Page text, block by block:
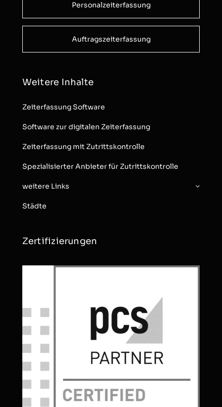
Personalzeiterfassung
Auftragszeiterfassung
Weitere Inhalte
Zeiterfassung Software
Software zur digitalen Zeiterfassung
Zeiterfassung mit Zutrittskontrolle
Spezialisierter Anbieter für Zutrittskontrolle
weitere Links
Städte
Zertifizierungen